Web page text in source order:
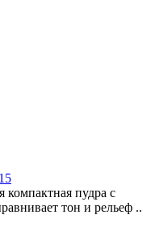
пудра с
тон и рельеф ..